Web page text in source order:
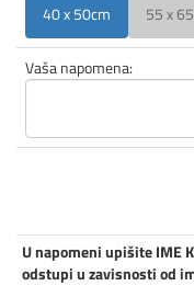
40 x 50cm
55 x
Vaša napomena:
U napomeni upišite IME
odstupi u zavisnosti od